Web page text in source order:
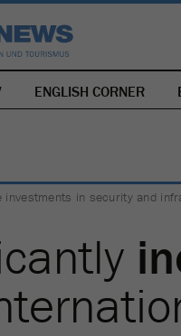
ENGLISH CORNER
in security and